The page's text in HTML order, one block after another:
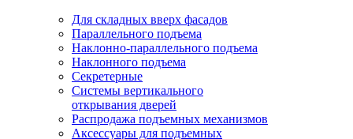
Для складных вверх фасадов
Параллельного подъема
Наклонно-параллельного подъема
Наклонного подъема
Секретерные
Системы вертикального
открывания дверей
Распродажа подъемных механизмов
Аксессуары для подъемных